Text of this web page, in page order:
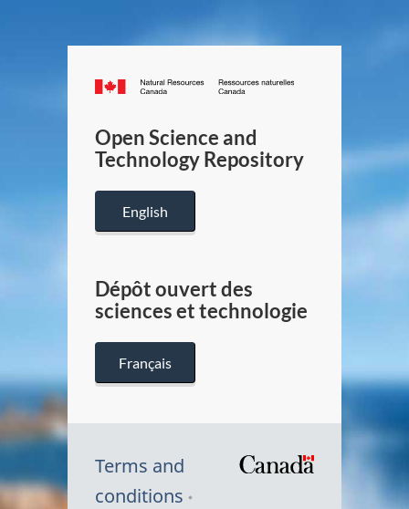
Canada.ca
/
Canada
Open Science and
Technology Repository
English
Dépôt ouvert des
sciences et technologie
Français
Terms and
conditions
Symbole